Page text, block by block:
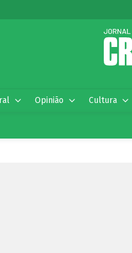
Opinião Cultura